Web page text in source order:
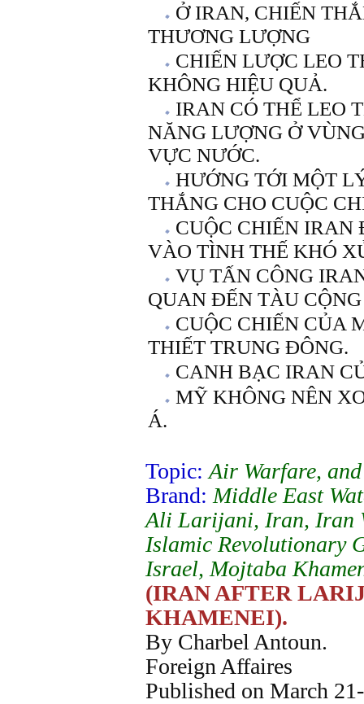
Ở IRAN, CHIẾN
THƯƠNG LƯỢNG
CHIẾN LƯỢC LEO
KHÔNG HIỆU QUẢ.
IRAN CÓ THỂ LEO
NĂNG LƯỢNG Ở
VỰC NƯỚC.
HƯỚNG TỚI MỘT
THẮNG CHO CUỘC
CUỘC CHIẾN
VÀO TÌNH THẾ KHÓ
VỤ TẤN CÔNG
QUAN ĐẾN TÀU CỘNG
CUỘC CHIẾN CỦA
THIẾT TRUNG ĐÔNG.
CANH BẠC IRAN
MỸ KHÔNG NÊN
Á.
Topic: Air Warfare,
Brand: Middle East
Ali Larijani, Iran, Iran
Islamic Revolutionary
Israel, Mojtaba
(IRAN AFTER
KHAMENEI).
By Charbel Antoun.
Foreign Affaires
Published on March